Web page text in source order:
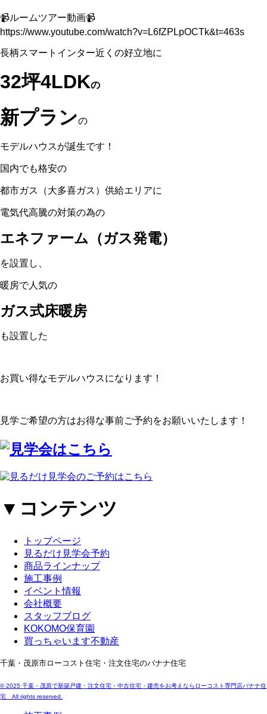
📹ルームツアー動画📹
https://www.youtube.com/watch?v=L6fZPLpOCTk&t=463s
長柄スマートインター近くの好立地に
32坪4LDKの
新プランの
モデルハウスが誕生です！
国内でも格安の
都市ガス（大多喜ガス）供給エリアに
電気代高騰の対策の為の
エネファーム（ガス発電）
を設置し、
暖房で人気の
ガス式床暖房
も設置した
お買い得なモデルハウスになります！
見学ご希望の方はお得な事前ご予約をお願いいたします！
▼コンテンツ
トップページ
見るだけ見学会予約
商品ラインナップ
施工事例
イベント情報
会社概要
スタッフブログ
KOKOMO保育園
買っちゃいます不動産
千葉・茂原市ローコスト住宅・注文住宅のバナナ住宅
© 2025 千葉・茂原で新築戸建・注文住宅・中古住宅・建売をお考えならローコスト専門店バナナ住
宅 All rights reserved.